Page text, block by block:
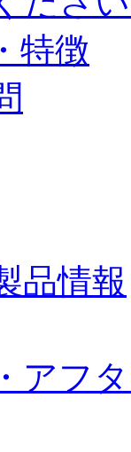
特徴
品情報
アフ